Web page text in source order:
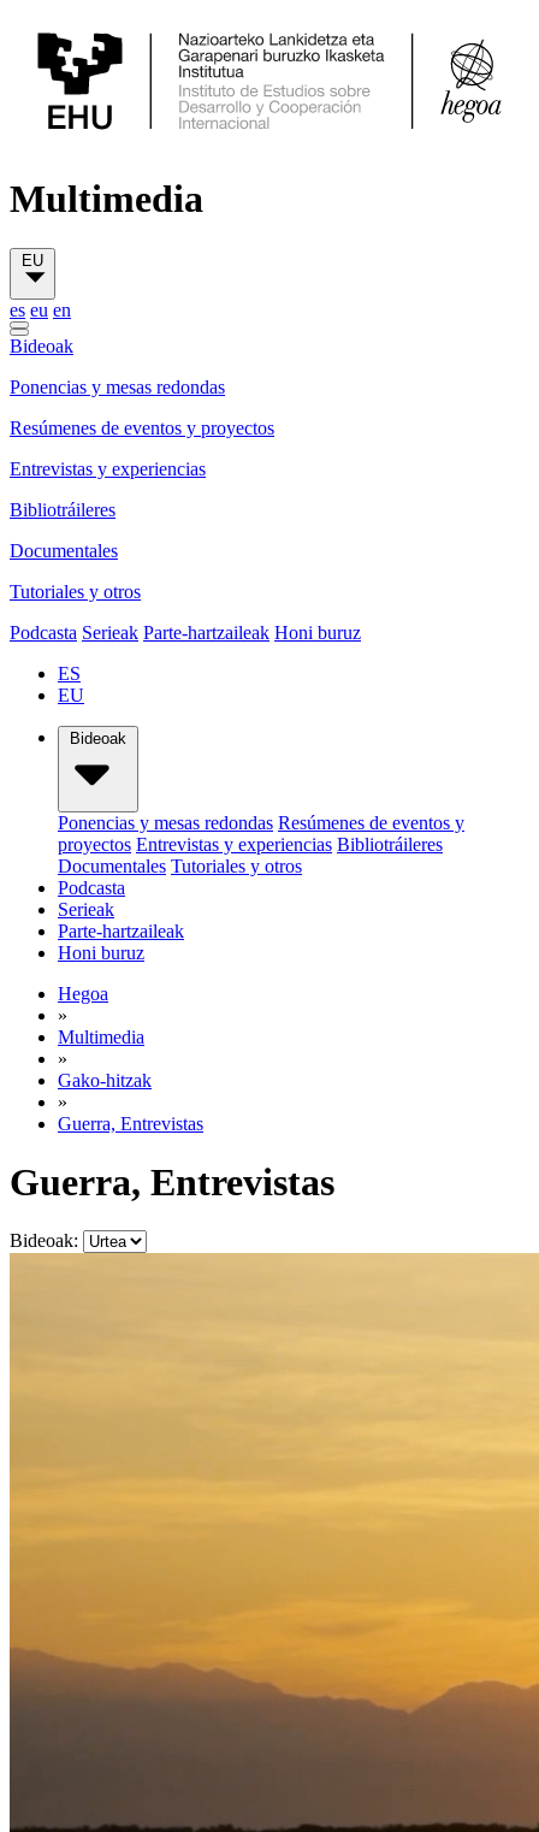
Multimedia
EU
es eu en
Bideoak
Ponencias y mesas redondas
Resúmenes de eventos y proyectos
Entrevistas y experiencias
Bibliotráileres
Documentales
Tutoriales y otros
Podcasta Serieak Parte-hartzaileak Honi buruz
ES
EU
Bideoak
Ponencias y mesas redondas Resúmenes de eventos y
proyectos Entrevistas y experiencias Bibliotráileres
Documentales Tutoriales y otros
Podcasta
Serieak
Parte-hartzaileak
Honi buruz
Hegoa
»
Multimedia
»
Gako-hitzak
»
Guerra, Entrevistas
Guerra, Entrevistas
Bideoak: